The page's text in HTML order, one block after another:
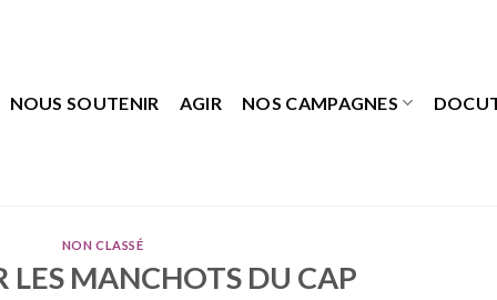
NOUS SOUTENIR AGIR NOS CAMPAGNES
NON CLASSÉ
LES MANCHOTS DU CAP